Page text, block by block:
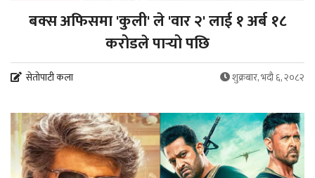
बक्स अफिसमा 'कुली' ले 'वार २' लाई १ अर्ब १८
करोडले पार्‍यो पछि
सेतोपाटी कला शुक्रबार, भदौ ६, २०८२